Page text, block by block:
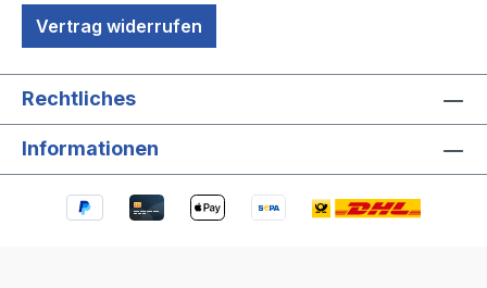
Vertrag widerrufen
Rechtliches
Informationen